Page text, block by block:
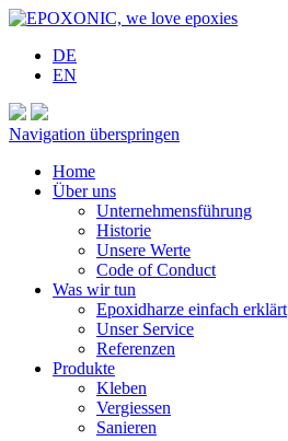
DE
EN
Navigation überspringen
Home
Über uns
Unternehmensführung
Historie
Unsere Werte
Code of Conduct
Was wir tun
Epoxidharze einfach erklärt
Unser Service
Referenzen
Produkte
Kleben
Vergiessen
Sanieren